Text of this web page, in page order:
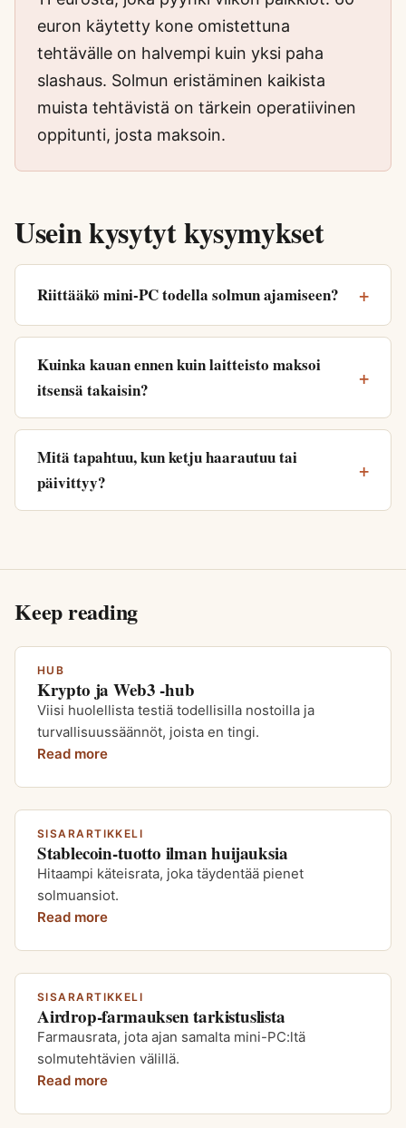
euron käytetty kone omistettuna
tehtävälle on halvempi kuin yksi paha
slashaus. Solmun eristäminen kaikista
muista tehtävistä on tärkein operatiivinen
oppitunti, josta maksoin.
Usein kysytyt kysymykset
Riittääkö mini-PC todella solmun ajamiseen?
Kuinka kauan ennen kuin laitteisto maksoi
itsensä takaisin?
Mitä tapahtuu, kun ketju haarautuu tai
päivittyy?
Keep reading
HUB
Krypto ja Web3 -hub
Viisi huolellista testiä todellisilla nostoilla ja
turvallisuussäännöt, joista en tingi.
Read more
SISARARTIKKELI
Stablecoin-tuotto ilman huijauksia
Hitaampi käteisrata, joka täydentää pienet
solmuansiot.
Read more
SISARARTIKKELI
Airdrop-farmauksen tarkistuslista
Farmausrata, jota ajan samalta mini-PC:ltä
solmutehtävien välillä.
Read more